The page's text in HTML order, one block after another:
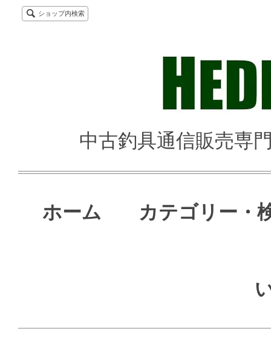
ショップ内検索
中古釣具通信販売専
ホーム カテゴリー・